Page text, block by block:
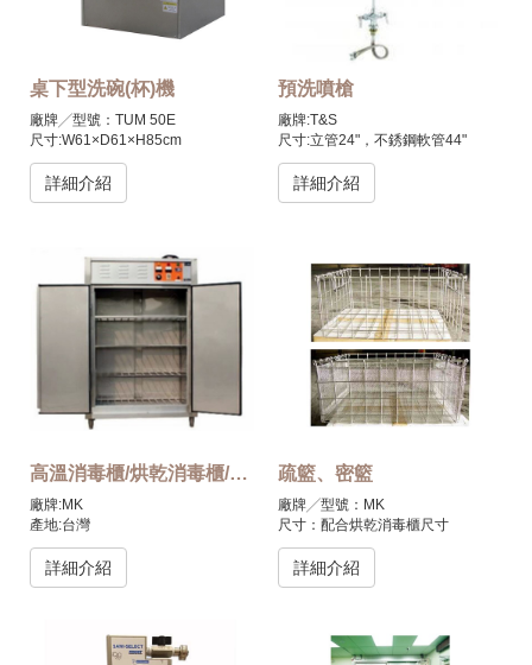
桌下型洗碗(杯)機
廠牌╱型號：TUM 50E
尺寸:W61×D61×H85cm
電力:220V 1 N 60Hz
總消耗功率:3.55/5.05kw
處理量:50racks/hr
詳細介紹
預洗噴槍
廠牌:T&S
尺寸:立管24"，不銹鋼軟管44"
材質:拋光鍍鉻黃銅閥體，可橈性不
銹鋼管和鍍鉻金屬把手
產地:進口品
詳細介紹
高溫消毒櫃/烘乾消毒櫃/消毒櫃
廠牌:MK
產地:台灣
材質:SUS304不銹鋼 溫度最高
110℃，可加價裝設紫外線滅菌燈
詳細介紹
疏籃、密籃
廠牌╱型號：MK
尺寸：配合烘乾消毒櫃尺寸
產地：台灣
詳細介紹